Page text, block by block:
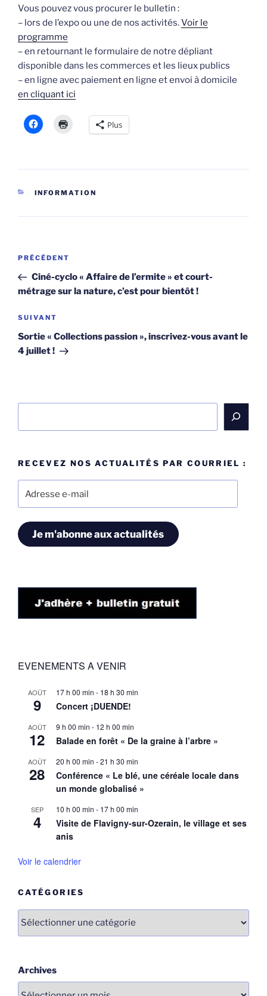
Vous pouvez vous procurer le bulletin :
– lors de l’expo ou une de nos activités.Voir le
programme
– en retournant le formulaire de notre dépliant
disponible dans les commerces et les lieux publics
– en ligne avec paiement en ligne et envoi à domicile
en cliquant ici
Plus
CATÉGORIES
INFORMATION
Navigation
l’article
Article
précédent
PRÉCÉDENT
Ciné-cyclo « Affaire de l’ermite » et court-
métrage sur la nature, c’est pour bientôt !
Article
suivant
SUIVANT
Sortie « Collections passion », inscrivez-vous avant le
4 juillet !
RECEVEZ NOS ACTUALITÉS PAR COURRIEL :
Je m'abonne aux actualités
EVENEMENTS A VENIR
AOÛT
9
17 h 00 min - 18 h 30 min
Concert ¡DUENDE!
AOÛT
12
9 h 00 min - 12 h 00 min
Balade en forêt « De la graine à l’arbre »
AOÛT
28
20 h 00 min -21 h 30 min
Conférence « Le blé, une céréale locale dans
un monde globalisé »
SEP
4
10 h 00 min - 17 h 00 min
Visite de Flavigny-sur-Ozerain, le village et ses
anis
Voir le calendrier
CATÉGORIES
Catégories
Archives